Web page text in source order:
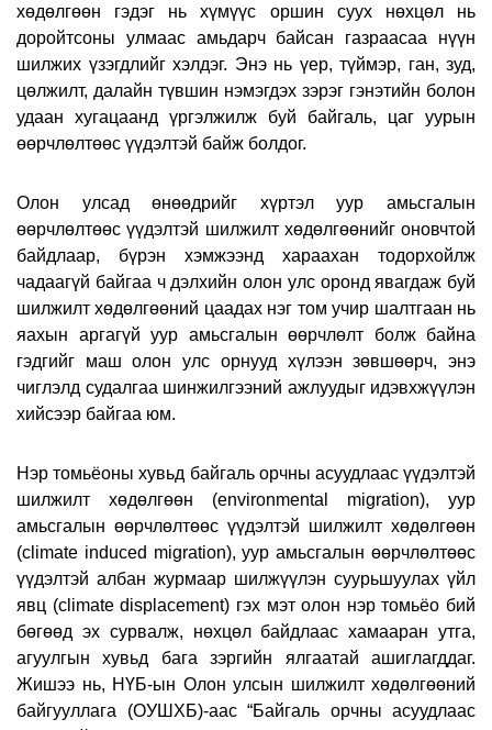
хөдөлгөөн гэдэг нь хүмүүс оршин суух нөхцөл нь
доройтсоны улмаас амьдарч байсан газраасаа нүүн
шилжих үзэгдлийг хэлдэг. Энэ нь үер, түймэр, ган, зуд,
цөлжилт, далайн түвшин нэмэгдэх зэрэг гэнэтийн болон
удаан хугацаанд үргэлжилж буй байгаль, цаг уурын
өөрчлөлтөөс үүдэлтэй байж болдог.
Олон улсад өнөөдрийг хүртэл уур амьсгалын
өөрчлөлтөөс үүдэлтэй шилжилт хөдөлгөөнийг оновчтой
байдлаар, бүрэн хэмжээнд хараахан тодорхойлж
чадаагүй байгаа ч дэлхийн олон улс оронд явагдаж буй
шилжилт хөдөлгөөний цаадах нэг том учир шалтгаан нь
яахын аргагүй уур амьсгалын өөрчлөлт болж байна
гэдгийг маш олон улс орнууд хүлээн зөвшөөрч, энэ
чиглэлд судалгаа шинжилгээний ажлуудыг идэвхжүүлэн
хийсээр байгаа юм.
Нэр томьёоны хувьд байгаль орчны асуудлаас үүдэлтэй
шилжилт хөдөлгөөн (environmental migration), уур
амьсгалын өөрчлөлтөөс үүдэлтэй шилжилт хөдөлгөөн
(climate induced migration), уур амьсгалын өөрчлөлтөөс
үүдэлтэй албан журмаар шилжүүлэн суурьшуулах үйл
явц (climate displacement) гэх мэт олон нэр томьёо бий
бөгөөд эх сурвалж, нөхцөл байдлаас хамааран утга,
агуулгын хувьд бага зэргийн ялгаатай ашиглагддаг.
Жишээ нь, НҮБ-ын Олон улсын шилжилт хөдөлгөөний
байгууллага (ОУШХБ)-аас “Байгаль орчны асуудлаас